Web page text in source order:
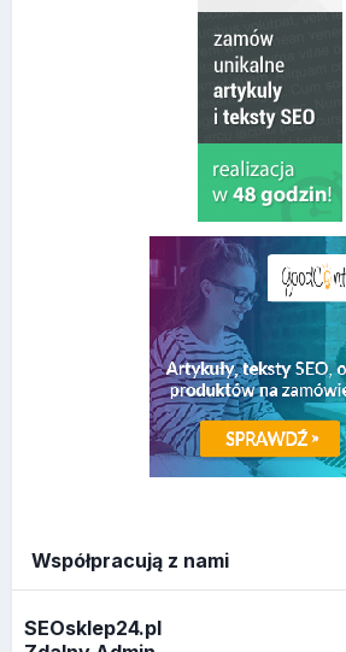
Współpracują z nami
SEOsklep24.pl